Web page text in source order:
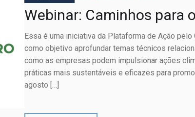
Webinar: Caminhos para
Essa é uma iniciativa da Plataforma de Ação
como objetivo aprofundar temas técnicos
como as empresas podem impulsionar ações
práticas mais sustentáveis e eficazes para
agosto […]